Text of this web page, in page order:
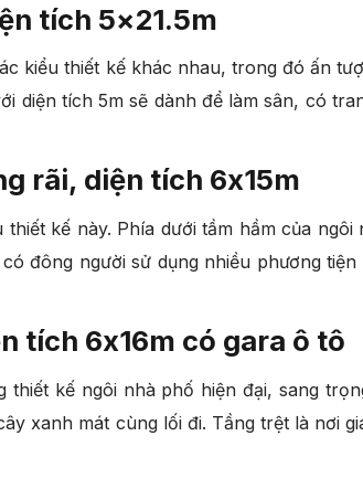
tích 5×21.5m
kiểu thiết kế khác nhau, trong đó ấn
diện tích 5m sẽ dành để làm sân, có
rãi, diện tích 6x15m
kế này. Phía dưới tầm hầm của
đông người sử dụng nhiều phương
tích 6x16m có gara ô tô
kế ngôi nhà phố hiện đại, sang
xanh mát cùng lối đi. Tầng trệt là nơi